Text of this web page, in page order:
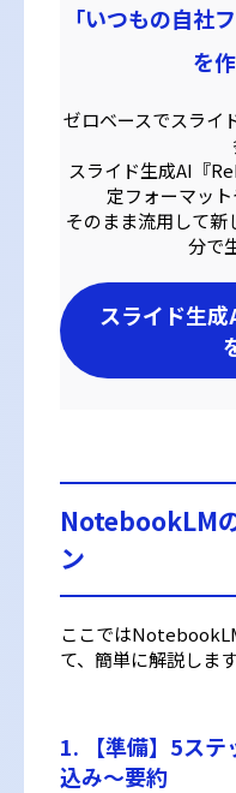
「いつもの自社
を
ゼロベースでスライ
スライド生成AI『
定フォーマッ
そのまま流用して新
分で
スライド生
NotebookLM
ン
ここでは
て、簡単に解説します
1. 【準備】5ステ
込み～要約